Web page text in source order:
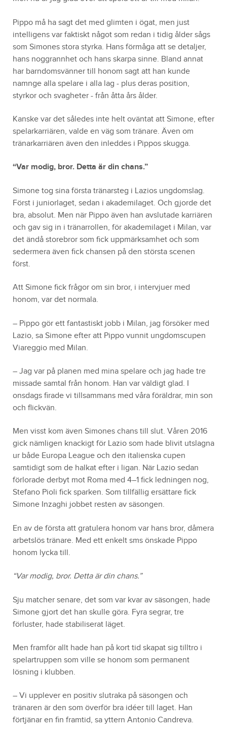
Pippo må ha sagt det med glimten i ögat, men just
intelligens var faktiskt något som redan i tidig ålder sågs
som Simones stora styrka. Hans förmåga att se detaljer,
hans noggrannhet och hans skarpa sinne. Bland annat
har barndomsvänner till honom sagt att han kunde
namnge alla spelare i alla lag - plus deras position,
styrkor och svagheter - från åtta års ålder.
Kanske var det således inte helt oväntat att Simone, efter
spelarkarriären, valde en väg som tränare. Även om
tränarkarriären även den inleddes i Pippos skugga.
“Var modig, bror. Detta är din chans.”
Simone tog sina första tränarsteg i Lazios ungdomslag.
Först i juniorlaget, sedan i akademilaget. Och gjorde det
bra, absolut. Men när Pippo även han avslutade karriären
och gav sig in i tränarrollen, för akademilaget i Milan, var
det ändå storebror som fick uppmärksamhet och som
sedermera även fick chansen på den största scenen
först.
Att Simone fick frågor om sin bror, i intervjuer med
honom, var det normala.
– Pippo gör ett fantastiskt jobb i Milan, jag försöker med
Lazio, sa Simone efter att Pippo vunnit ungdomscupen
Viareggio med Milan.
– Jag var på planen med mina spelare och jag hade tre
missade samtal från honom. Han var väldigt glad. I
onsdags firade vi tillsammans med våra föräldrar, min son
och flickvän.
Men visst kom även Simones chans till slut. Våren 2016
gick nämligen knackigt för Lazio som hade blivit utslagna
ur både Europa League och den italienska cupen
samtidigt som de halkat efter i ligan. När Lazio sedan
förlorade derbyt mot Roma med 4–1 fick ledningen nog,
Stefano Pioli fick sparken. Som tillfällig ersättare fick
Simone Inzaghi jobbet resten av säsongen.
En av de första att gratulera honom var hans bror, dåmera
arbetslös tränare. Med ett enkelt sms önskade Pippo
honom lycka till.
“Var modig, bror. Detta är din chans.”
Sju matcher senare, det som var kvar av säsongen, hade
Simone gjort det han skulle göra. Fyra segrar, tre
förluster, hade stabiliserat läget.
Men framför allt hade han på kort tid skapat sig tilltro i
spelartruppen som ville se honom som permanent
lösning i klubben.
– Vi upplever en positiv slutraka på säsongen och
tränaren är den som överför bra idéer till laget. Han
förtjänar en fin framtid, sa yttern Antonio Candreva.